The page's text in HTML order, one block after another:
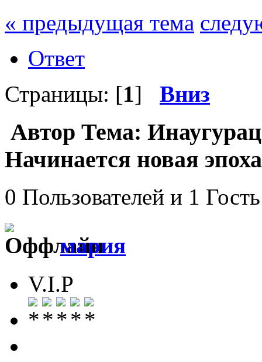
« предыдущая тема
Ответ
Страницы: [1] Вниз
Автор Тема:
Начинается новая
0 Пользователей и 1
мария
V.I.P